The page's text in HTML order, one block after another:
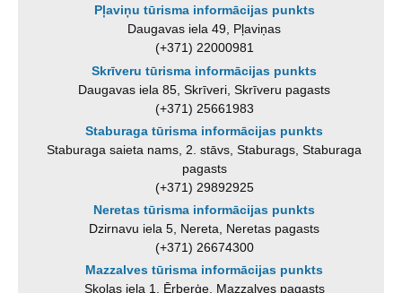
Pļaviņu tūrisma informācijas punkts
Daugavas iela 49, Pļaviņas
(+371) 22000981
Skrīveru tūrisma informācijas punkts
Daugavas iela 85, Skrīveri, Skrīveru pagasts
(+371) 25661983
Staburaga tūrisma informācijas punkts
Staburaga saieta nams, 2. stāvs, Staburags, Staburaga
pagasts
(+371) 29892925
Neretas tūrisma informācijas punkts
Dzirnavu iela 5, Nereta, Neretas pagasts
(+371) 26674300
Mazzalves tūrisma informācijas punkts
Skolas iela 1, Ērberģe, Mazzalves pagasts